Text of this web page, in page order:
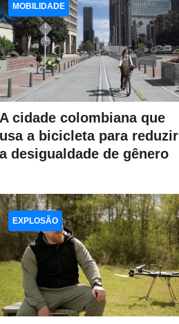
A cidade colombiana que
usa a bicicleta para reduzir
a desigualdade de gênero
MOBILIDADE
EXPLOSÃO